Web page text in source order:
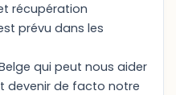
récupération
prévu dans les
qui peut nous aider
devenir de facto notre